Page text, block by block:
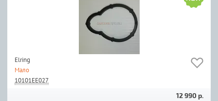
Elring
Мало
10101EE027
12 990 р.